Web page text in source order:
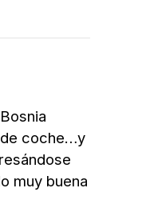
de coche…y
muy buena